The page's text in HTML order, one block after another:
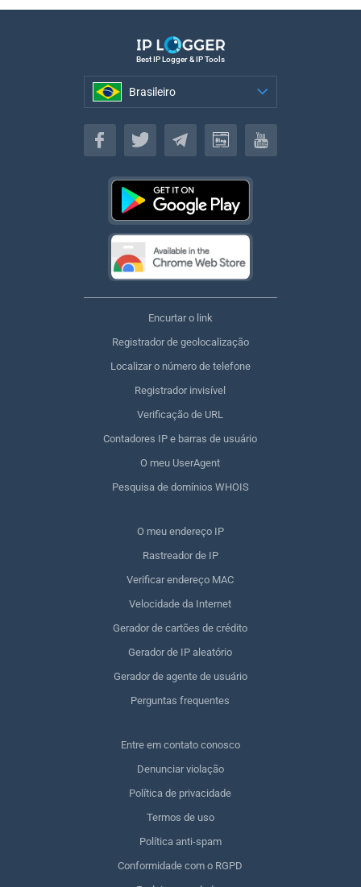
Best IP Logger & IP Tools
Brasileiro
Brasileiro
Encurtar o link
Registrador de geolocalização
Localizar o número de telefone
Registrador invisível
Verificação de URL
Contadores IP e barras de usuário
O meu UserAgent
Pesquisa de domínios WHOIS
O meu endereço IP
Rastreador de IP
Verificar endereço MAC
Velocidade da Internet
Gerador de cartões de crédito
Gerador de IP aleatório
Gerador de agente de usuário
Perguntas frequentes
Entre em contato conosco
Denunciar violação
Política de privacidade
Termos de uso
Política anti-spam
Conformidade com o RGPD